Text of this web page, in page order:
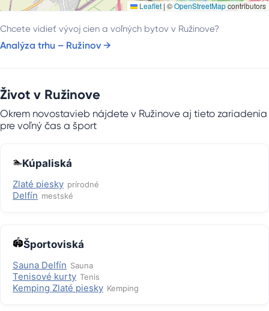
Leaflet | ©OpenStreetMapcontributors
Chcete vidieť vývoj cien a voľných bytov v Ružinove?
Analýza trhu – Ružinov→
Život v Ružinove
Okrem novostavieb nájdete v Ružinove aj tieto zariadenia
pre voľný čas a šport
🏊Kúpaliská
Zlaté piesky prírodné
Delfín mestské
🏟️Športoviská
Sauna Delfín Sauna
Tenisové kurty Tenis
Kemping Zlaté piesky Kemping